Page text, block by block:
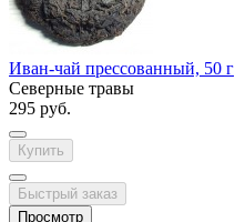
Иван-чай прессованный, 50 г
Северные травы
295 руб.
Купить
Быстрый заказ
Просмотр